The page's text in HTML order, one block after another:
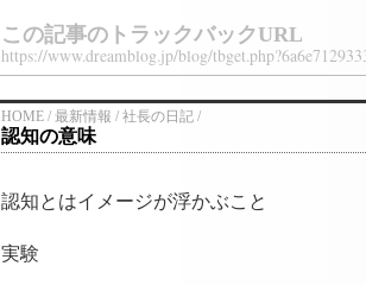
この記事のトラックバックURL
https://www.dreamblog.jp/blog/
HOME / 最新情報 / 社長の日記 /
認知の意味
認知とはイメージが浮かぶこと
実験